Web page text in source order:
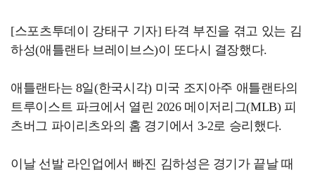
[스포츠투데이 강태구 기자] 타격 부진을 겪고 있는 김
하성(애틀랜타 브레이브스)이 또다시 결장했다.
애틀랜타는 8일(한국시각) 미국 조지아주 애틀랜타의
트루이스트 파크에서 열린 2026 메이저리그(MLB) 피
츠버그 파이리츠와의 홈 경기에서 3-2로 승리했다.
이날 선발 라인업에서 빠진 김하성은 경기가 끝날 때